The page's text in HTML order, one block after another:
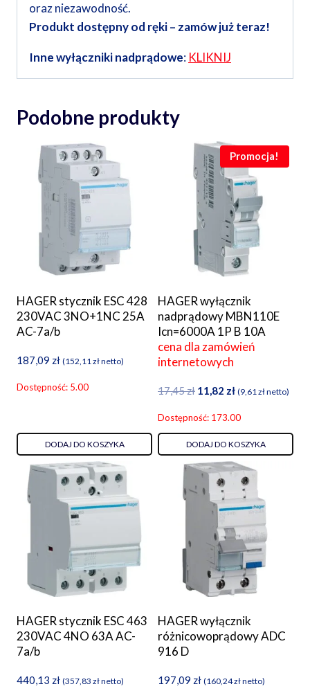
oraz niezawodność.
Produkt dostępny od ręki – zamów już teraz!
Inne wyłączniki nadprądowe: KLIKNIJ
Podobne produkty
HAGER stycznik ESC 428
230VAC 3NO+1NC 25A
AC-7a/b
187,09 zł (152,11złnetto)
Dostępność: 5.00
DODAJ DO KOSZYKA
Promocja!
HAGER wyłącznik
nadprądowy MBN110E
Icn=6000A 1P B 10A
cena dla zamówień
internetowych
17,45zł Pierwotna
wynosiła:
17,45 zł.
11,82 złAktualna
wynosi:
11,82 zł.
(9,61złnetto)
Dostępność: 173.00
DODAJ DO KOSZYKA
HAGER stycznik ESC 463
230VAC 4NO 63A AC-
7a/b
440,13 zł (357,83 złnetto)
HAGER wyłącznik
różnicowoprądowy ADC
916 D
197,09 zł (160,24złnetto)